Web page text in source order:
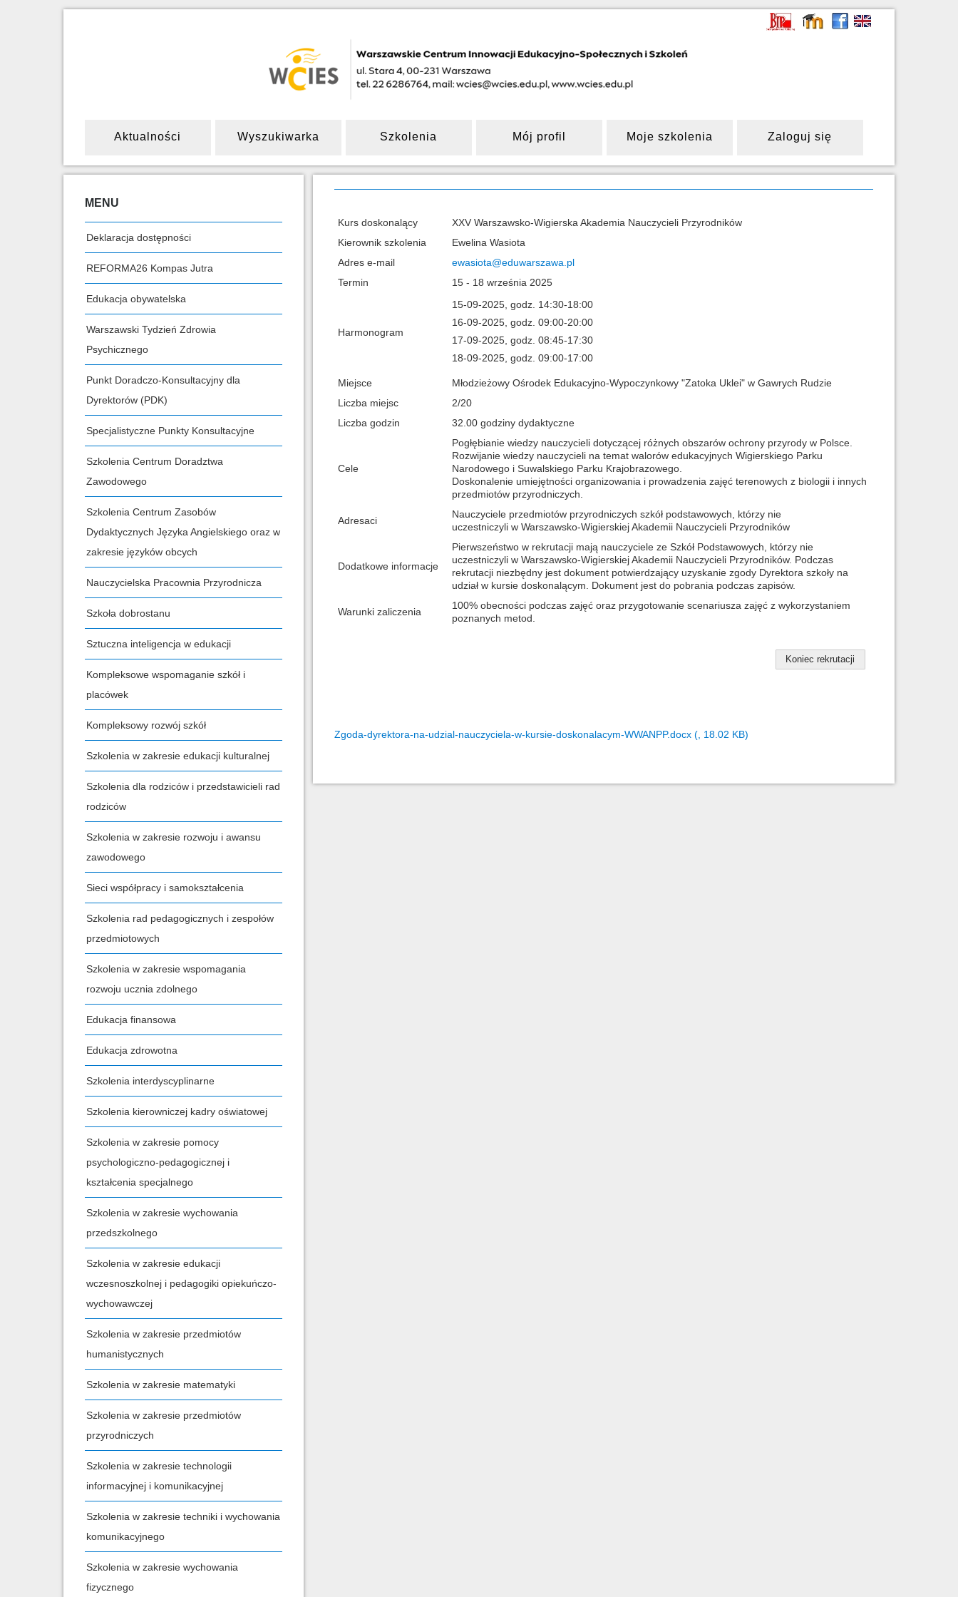
Aktualności Wyszukiwarka Szkolenia Mój profil Moje szkolenia Zaloguj się
Kurs doskonalący
XXV Warszawsko-Wigierska Akademia Nauczycieli Przyrodników
Kierownik szkolenia
Ewelina Wasiota
Adres e-mail
ewasiota@eduwarszawa.pl
Termin
15 - 18 września 2025
Harmonogram
15-09-2025, godz. 14:30-18:00
16-09-2025, godz. 09:00-20:00
17-09-2025, godz. 08:45-17:30
18-09-2025, godz. 09:00-17:00
Miejsce
Młodzieżowy Ośrodek Edukacyjno-Wypoczynkowy "Zatoka Uklei" w Gawrych Rudzie
Liczba miejsc
2/20
Liczba godzin
32.00 godziny dydaktyczne
Cele
Pogłębianie wiedzy nauczycieli dotyczącej różnych obszarów ochrony przyrody w Polsce.
Rozwijanie wiedzy nauczycieli na temat walorów edukacyjnych Wigierskiego Parku
Narodowego i Suwalskiego Parku Krajobrazowego.
Doskonalenie umiejętności organizowania i prowadzenia zajęć terenowych z biologii i innych
przedmiotów przyrodniczych.
Adresaci
Nauczyciele przedmiotów przyrodniczych szkół podstawowych, którzy nie
uczestniczyli w Warszawsko-Wigierskiej Akademii Nauczycieli Przyrodników
Dodatkowe informacje
Pierwszeństwo w rekrutacji mają nauczyciele ze Szkół Podstawowych, którzy nie
uczestniczyli w Warszawsko-Wigierskiej Akademii Nauczycieli Przyrodników. Podczas
rekrutacji niezbędny jest dokument potwierdzający uzyskanie zgody Dyrektora szkoły na
udział w kursie doskonalącym. Dokument jest do pobrania podczas zapisów.
Warunki zaliczenia
100% obecności podczas zajęć oraz przygotowanie scenariusza zajęć z wykorzystaniem
poznanych metod.
Koniec rekrutacji
Zgoda-dyrektora-na-udzial-nauczyciela-w-kursie-doskonalacym-WWANPP.docx (, 18.02 KB)
MENU
Deklaracja dostępności
REFORMA26 Kompas Jutra
Edukacja obywatelska
Warszawski Tydzień Zdrowia
Psychicznego
Punkt Doradczo-Konsultacyjny dla
Dyrektorów (PDK)
Specjalistyczne Punkty Konsultacyjne
Szkolenia Centrum Doradztwa
Zawodowego
Szkolenia Centrum Zasobów
Dydaktycznych Języka Angielskiego oraz w
zakresie języków obcych
Nauczycielska Pracownia Przyrodnicza
Szkoła dobrostanu
Sztuczna inteligencja w edukacji
Kompleksowe wspomaganie szkół i
placówek
Kompleksowy rozwój szkół
Szkolenia w zakresie edukacji kulturalnej
Szkolenia dla rodziców i przedstawicieli rad
rodziców
Szkolenia w zakresie rozwoju i awansu
zawodowego
Sieci współpracy i samokształcenia
Szkolenia rad pedagogicznych i zespołów
przedmiotowych
Szkolenia w zakresie wspomagania
rozwoju ucznia zdolnego
Edukacja finansowa
Edukacja zdrowotna
Szkolenia interdyscyplinarne
Szkolenia kierowniczej kadry oświatowej
Szkolenia w zakresie pomocy
psychologiczno-pedagogicznej i
kształcenia specjalnego
Szkolenia w zakresie wychowania
przedszkolnego
Szkolenia w zakresie edukacji
wczesnoszkolnej i pedagogiki opiekuńczo-
wychowawczej
Szkolenia w zakresie przedmiotów
humanistycznych
Szkolenia w zakresie matematyki
Szkolenia w zakresie przedmiotów
przyrodniczych
Szkolenia w zakresie technologii
informacyjnej i komunikacyjnej
Szkolenia w zakresie techniki i wychowania
komunikacyjnego
Szkolenia w zakresie wychowania
fizycznego